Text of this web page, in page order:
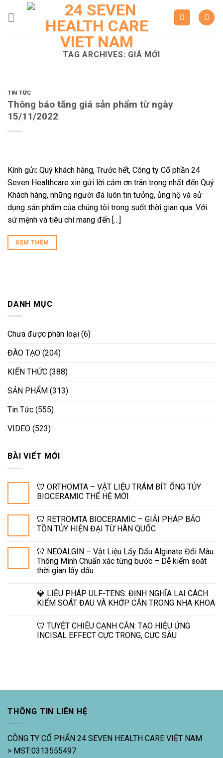
TAG ARCHIVES: GIÁ MỚI
TIN TỨC
Thông báo tăng giá sản phẩm từ ngày
15/11/2022
Kính gửi: Quý khách hàng, Trước hết, Công ty Cổ phần 24
Seven Healthcare xin gửi lời cảm ơn trân trọng nhất đến Quý
Khách hàng, những người đã luôn tin tưởng, ủng hộ và sử
dụng sản phẩm của chúng tôi trong suốt thời gian qua. Với
sứ mệnh và tiêu chí mang đến […]
XEM THÊM
DANH MỤC
Chưa được phân loại (6)
ĐÀO TẠO (204)
KIẾN THỨC (388)
SẢN PHẨM (313)
Tin Tức (555)
VIDEO (523)
BÀI VIẾT MỚI
🦷 ORTHOMTA – VẬT LIỆU TRÁM BÍT ỐNG TỦY
BIOCERAMIC THẾ HỆ MỚI
🦷 RETROMTA BIOCERAMIC – GIẢI PHÁP BẢO
TỒN TỦY HIỆN ĐẠI TỪ HÀN QUỐC
🦷 NEOALGIN – Vật Liệu Lấy Dấu Alginate Đổi Màu
Thông Minh Chuẩn xác từng bước – Dễ kiểm soát
thời gian lấy dấu
💎 LIỆU PHÁP ULF-TENS: ĐỊNH NGHĨA LẠI CÁCH
KIỂM SOÁT ĐAU VÀ KHỚP CẮN TRONG NHA KHOA
🦷 TUYỆT CHIÊU CẠNH CẮN: TẠO HIỆU ỨNG
INCISAL EFFECT CỰC TRONG, CỰC SÂU
THÔNG TIN LIÊN HỆ
CÔNG TY CỔ PHẨN 24 SEVEN HEALTH CARE VIỆT NAM
> MST:0313555497